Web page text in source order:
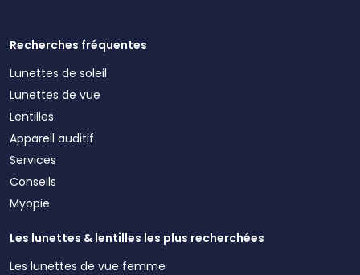
Recherches fréquentes
Lunettes de soleil
Lunettes de vue
Lentilles
Appareil auditif
Services
Conseils
Myopie
Les lunettes & lentilles les plus recherchées
Les lunettes de vue femme